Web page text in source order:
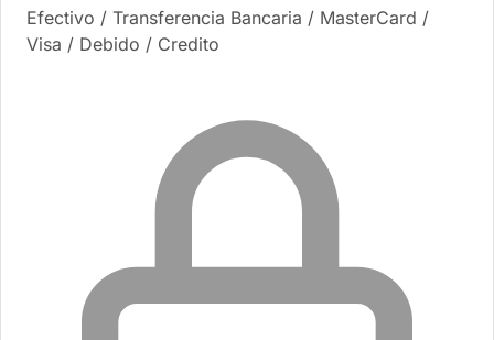
Efectivo / Transferencia Bancaria / MasterCard /
Visa / Debido / Credito